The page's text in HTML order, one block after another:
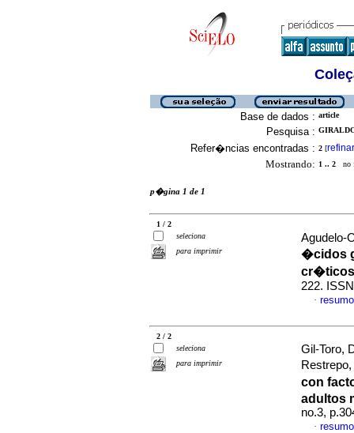
Base de dados : article
Pesquisa :
Refer�ncias encontradas : 2 [refinar
Mostrando: 1 .. 2 no
p�gina 1 de 1
1 / 2
seleciona
para imprimir
Agudelo-
�cidos
cr�ticos
222.
·
2 / 2
seleciona
para imprimir
Gil-Toro,
con
adultos
no.3,
·